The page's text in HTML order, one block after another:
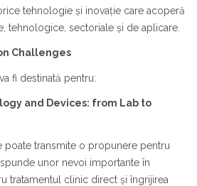
tehnologie și inovație care acoperă
tehnologice, sectoriale și de aplicare.
Challenges
fi destinată pentru:
and Devices: from Lab to
poate transmite o propunere pentru
unor nevoi importante în
tratamentul clinic direct și îngrijirea